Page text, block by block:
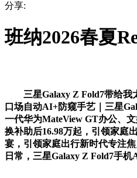
分享:
班纳2026春夏
三星Galaxy Z Fold7带给我太
口场自动AI+防窥手艺｜三星
一代华为MateView GT办公、
换补助后16.98万起，引领家庭
宴，引领家庭出行新时代专注
日常，三星Galaxy Z Fold7手